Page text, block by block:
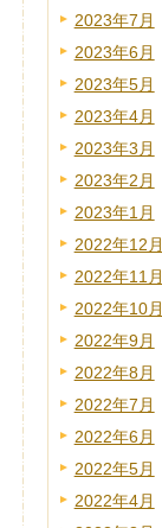
2023年7月
2023年6月
2023年5月
2023年4月
2023年3月
2023年2月
2023年1月
2022年12月
2022年11月
2022年10月
2022年9月
2022年8月
2022年7月
2022年6月
2022年5月
2022年4月